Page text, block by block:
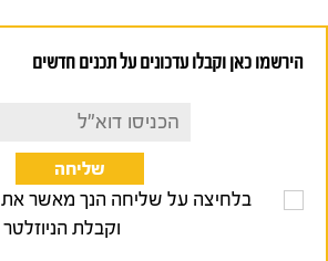
הירשמו כאן וקבלו עדכונים על תכנים חדשים
בלחיצה על שליחה הנך מאשר את
וקבלת הניוזלטר